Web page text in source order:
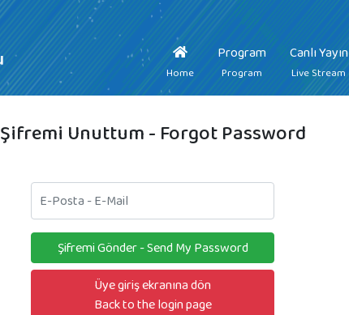
Home(current)
Program
Program
Canlı Yayın
Live Stream
Şifremi Unuttum - Forgot Password
Şifremi Gönder - Send My Password
Üye giriş ekranına dön
Back to the login page